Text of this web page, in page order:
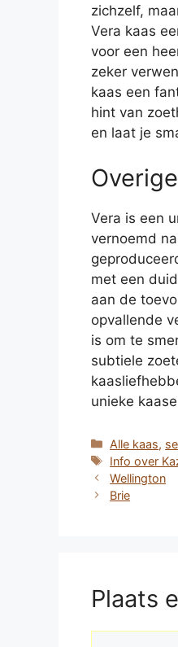
zichzelf,
Vera kaas
voor een
zeker
kaas een
hint van
en laat je
Vera is een
vernoemd
met een
aan de
opvallende
is om te
subtiele
unieke
Categorieën
Alle kaas,
Tags
Info over
Wellington
Brie
Plaats